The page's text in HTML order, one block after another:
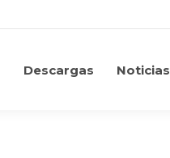
Descargas Noticias